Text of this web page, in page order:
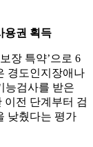
용권 획득
장 특약’으로 6
경도인지장애나
능검사를 받은
이전 단계부터 검
낮췄다는 평가